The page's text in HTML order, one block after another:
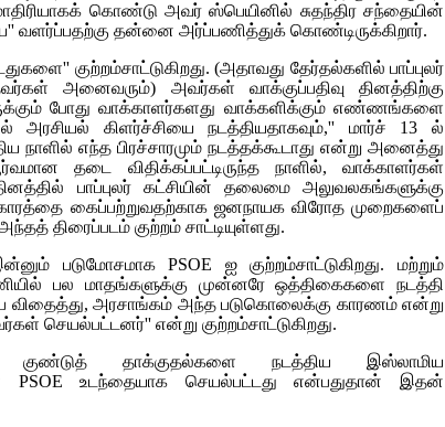
கொண்டு அவர் ஸ்பெயினில் சுதந்திர சந்தையின்
வளர்ப்பதற்கு தன்னை அர்ப்பணித்துக் கொண்டிருக்கிறார்.
குற்றம்சாட்டுகிறது. (அதாவது தேர்தல்களில் பாப்புலர்
அனைவரும்) அவர்கள் வாக்குப்பதிவு தினத்திற்கு
போது வாக்காளர்களது வாக்களிக்கும் எண்ணங்களை
அரசியல் கிளர்ச்சியை நடத்தியதாகவும்,'' மார்ச் 13 ல்
நாளில் எந்த பிரச்சாரமும் நடத்தக்கூடாது என்று அனைத்து
தடை விதிக்கப்பட்டிருந்த நாளில், வாக்காளர்கள்
தினத்தில் பாப்புலர் கட்சியின் தலைமை அலுவலகங்களுக்கு
கைப்பற்றுவதற்காக ஜனநாயக விரோத முறைகளைப்
திரைப்படம் குற்றம் சாட்டியுள்ளது.
படுமோசமாகPSOE ஐ குற்றம்சாட்டுகிறது. மற்றும்
பல மாதங்களுக்கு முன்னரே ஒத்திகைகளை நடத்தி
விதைத்து, அரசாங்கம் அந்த படுகொலைக்கு காரணம் என்று
செயல்பட்டனர்'' என்று குற்றம்சாட்டுகிறது.
குண்டுத் தாக்குதல்களை நடத்திய இஸ்லாமிய
PSOE உடந்தையாக செயல்பட்டது என்பதுதான் இதன்